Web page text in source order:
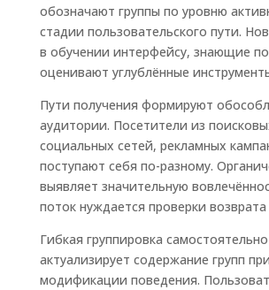
обозначают группы по уровню
стадии пользовательского пути.
в обучении интерфейсу, знающие
оценивают углублённые
Пути получения формируют
аудитории. Посетители из
социальных сетей, рекламных
поступают себя по-разному.
выявляет значительную
поток нуждается проверки
Гибкая группировка самостоятельно
актуализирует содержание групп при
модификации поведения.